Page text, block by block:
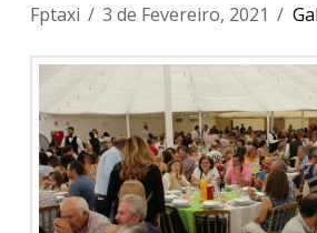
Fptaxi 3 de Fevereiro, 2021